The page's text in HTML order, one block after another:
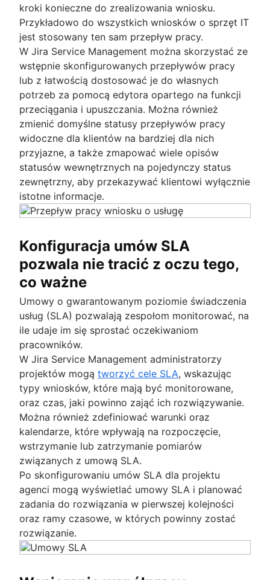
kroki konieczne do zrealizowania wniosku.
Przykładowo do wszystkich wniosków o sprzęt IT
jest stosowany ten sam przepływ pracy.
W Jira Service Management można skorzystać ze
wstępnie skonfigurowanych przepływów pracy
lub z łatwością dostosować je do własnych
potrzeb za pomocą edytora opartego na funkcji
przeciągania i upuszczania. Można również
zmienić domyślne statusy przepływów pracy
widoczne dla klientów na bardziej dla nich
przyjazne, a także zmapować wiele opisów
statusów wewnętrznych na pojedynczy status
zewnętrzny, aby przekazywać klientowi wyłącznie
istotne informacje.
Konfiguracja umów SLA
pozwala nie tracić z oczu tego,
co ważne
Umowy o gwarantowanym poziomie świadczenia
usług (SLA) pozwalają zespołom monitorować, na
ile udaje im się sprostać oczekiwaniom
pracowników.
W Jira Service Management administratorzy
projektów mogą tworzyć cele SLA, wskazując
typy wniosków, które mają być monitorowane,
oraz czas, jaki powinno zająć ich rozwiązywanie.
Można również zdefiniować warunki oraz
kalendarze, które wpływają na rozpoczęcie,
wstrzymanie lub zatrzymanie pomiarów
związanych z umową SLA.
Po skonfigurowaniu umów SLA dla projektu
agenci mogą wyświetlać umowy SLA i planować
zadania do rozwiązania w pierwszej kolejności
oraz ramy czasowe, w których powinny zostać
rozwiązanie.